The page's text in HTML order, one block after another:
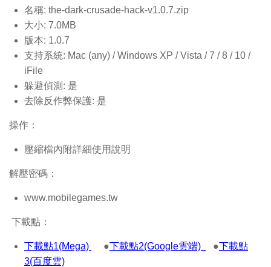
名稱: the-dark-crusade-hack-v1.0.7.zip
大小: 7.0MB
版本: 1.0.7
支持系統: Mac (any) / Windows XP / Vista / 7 / 8 / 10 /
iFile
躲避偵測: 是
去除反作弊保護: 是
操作：
壓縮檔內附詳細使用說明
解壓密碼：
www.mobilegames.tw
下載點：
下載點1(Mega) ●下載點2(Google雲端) ●下載點
3(百度雲)